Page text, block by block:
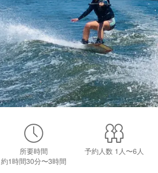
所要時間
約1時間30分〜3時間
予約人数 1人〜6人